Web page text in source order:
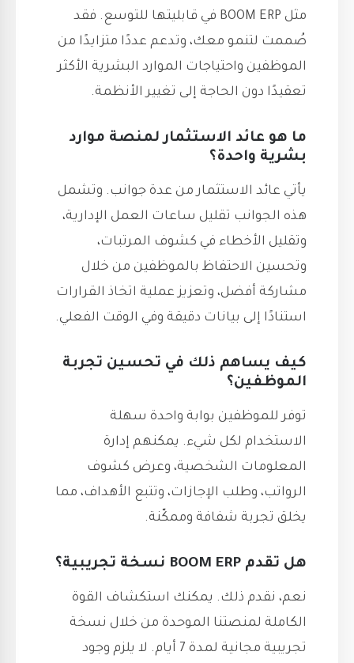
مثل BOOM ERP في قابليتها للتوسع. فقد
صُممت لتنمو معك، وتدعم عددًا متزايدًا من
الموظفين واحتياجات الموارد البشرية الأكثر
تعقيدًا دون الحاجة إلى تغيير الأنظمة.
ما هو عائد الاستثمار لمنصة موارد
بشرية واحدة؟
يأتي عائد الاستثمار من عدة جوانب. وتشمل
هذه الجوانب تقليل ساعات العمل الإدارية،
وتقليل الأخطاء في كشوف المرتبات،
وتحسين الاحتفاظ بالموظفين من خلال
مشاركة أفضل، وتعزيز عملية اتخاذ القرارات
استنادًا إلى بيانات دقيقة وفي الوقت الفعلي.
كيف يساهم ذلك في تحسين تجربة
الموظفين؟
توفر للموظفين بوابة واحدة سهلة
الاستخدام لكل شيء. يمكنهم إدارة
المعلومات الشخصية، وعرض كشوف
الرواتب، وطلب الإجازات، وتتبع الأهداف، مما
يخلق تجربة شفافة وممكّنة.
هل تقدم BOOM ERP نسخة تجريبية؟
نعم، نقدم ذلك. يمكنك استكشاف القوة
الكاملة لمنصتنا الموحدة من خلال نسخة
تجريبية مجانية لمدة 7 أيام. لا يلزم وجود